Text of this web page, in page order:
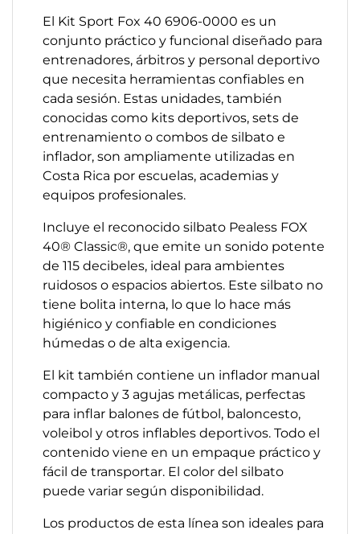
El Kit Sport Fox 40 6906-0000 es un
conjunto práctico y funcional diseñado para
entrenadores, árbitros y personal deportivo
que necesita herramientas confiables en
cada sesión. Estas unidades, también
conocidas como kits deportivos, sets de
entrenamiento o combos de silbato e
inflador, son ampliamente utilizadas en
Costa Rica por escuelas, academias y
equipos profesionales.
Incluye el reconocido silbato Pealess FOX
40® Classic®, que emite un sonido potente
de 115 decibeles, ideal para ambientes
ruidosos o espacios abiertos. Este silbato no
tiene bolita interna, lo que lo hace más
higiénico y confiable en condiciones
húmedas o de alta exigencia.
El kit también contiene un inflador manual
compacto y 3 agujas metálicas, perfectas
para inflar balones de fútbol, baloncesto,
voleibol y otros inflables deportivos. Todo el
contenido viene en un empaque práctico y
fácil de transportar. El color del silbato
puede variar según disponibilidad.
Los productos de esta línea son ideales para